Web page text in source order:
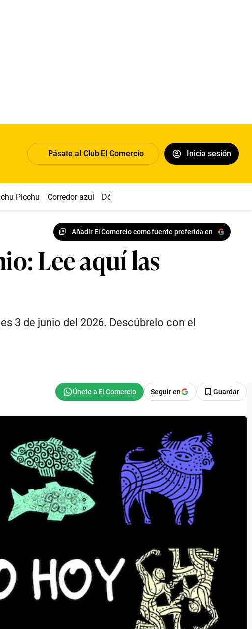
Pásate al Club El Comercio Inicia sesión
Picchu Corredor azul Dólar
Añadir El Comercio como fuente preferida en
Lee aquí las
3 de junio del 2026. Descúbrelo con el
Seguir en Guardar